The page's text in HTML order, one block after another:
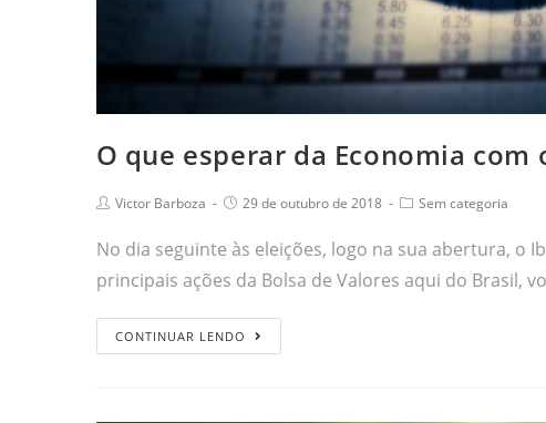
O que esperar da Economia com
Victor Barboza 29 de outubro de 2018 Sem categoria
No dia seguinte às eleições, logo na sua abertura, o
principais ações da Bolsa de Valores aqui do Brasil,
CONTINUAR LENDO